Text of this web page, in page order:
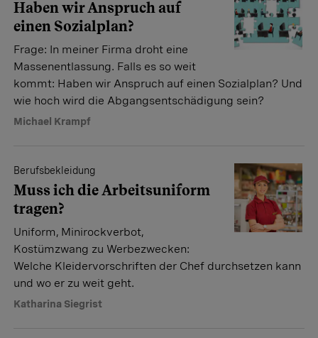
Haben wir Anspruch auf
einen Sozialplan?
Frage: In meiner Firma droht eine
Massenentlassung. Falls es so weit
kommt: Haben wir Anspruch auf einen Sozialplan? Und
wie hoch wird die Abgangsentschädigung sein?
Michael Krampf
Berufsbekleidung
Muss ich die Arbeitsuniform
tragen?
Uniform, Minirockverbot,
Kostümzwang zu Werbezwecken:
Welche Kleidervorschriften der Chef durchsetzen kann
und wo er zu weit geht.
Katharina Siegrist